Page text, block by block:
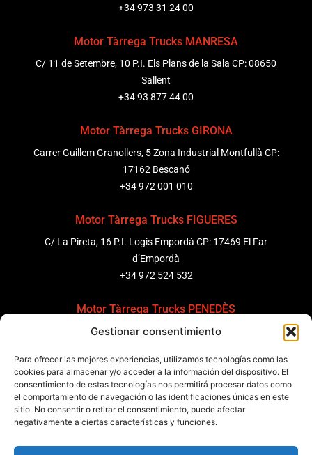
Gestionar consentimiento
Para ofrecer las mejores experiencias, utilizamos tecnologías como las
cookies para almacenar y/o acceder a la información del dispositivo. El
consentimiento de estas tecnologías nos permitirá procesar datos como
el comportamiento de navegación o las identificaciones únicas en este
sitio. No consentir o retirar el consentimiento, puede afectar
negativamente a ciertas características y funciones.
+34 973 31 24 00
Motor Tàrrega Trucks MANRESA
C/ 11 de Setembre, 10 P.I. Els Plans de la Sala CP: 08650
Sallent
+34 93 877 44 00
Motor Tàrrega Trucks GIRONA
Carrer Guillem Granollers, 5 Zona Industrial Montfullà CP:
17162 Bescanó
+34 972 001 010
Motor Tàrrega Trucks FIGUERES
C/ La Pireta, 16 P.I. Logis Empordà CP: 17469 El Far
d’Empordà
+34 972 524 532
Motor Tàrrega Trucks PENEDÈS
C/ Ponent 8, Pol. Ind. Sant Pere Molanta, CP: 08799
+34 931 69 11 91
Motor Tàrrega Trucks BARCELONA
Zona Franca, Carrer E, s/n 08040 Barcelona, España